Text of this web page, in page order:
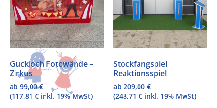
Guckloch Fotowände –
Zirkus
ab 99,00€
(117,81 € inkl. 19% MwSt)
Stockfangspiel
Reaktionsspiel
ab 209,00 €
(248,71 € inkl. 19% MwSt)